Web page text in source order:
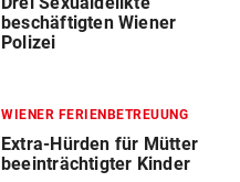
beschäftigten Wiener
Polizei
WIENER FERIENBETREUUNG
Extra-Hürden für Mütter
beeinträchtigter Kinder